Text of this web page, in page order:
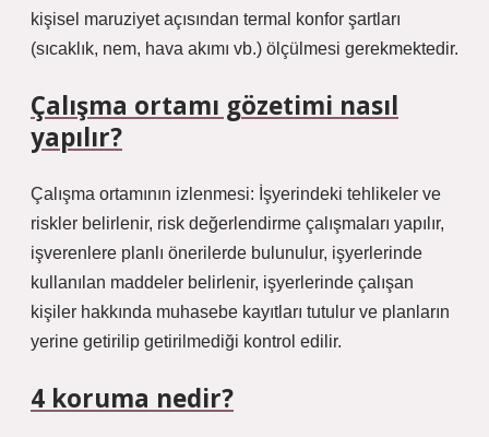
kişisel maruziyet açısından termal konfor şartları
(sıcaklık, nem, hava akımı vb.) ölçülmesi gerekmektedir.
Çalışma ortamı gözetimi nasıl
yapılır?
Çalışma ortamının izlenmesi: İşyerindeki tehlikeler ve
riskler belirlenir, risk değerlendirme çalışmaları yapılır,
işverenlere planlı önerilerde bulunulur, işyerlerinde
kullanılan maddeler belirlenir, işyerlerinde çalışan
kişiler hakkında muhasebe kayıtları tutulur ve planların
yerine getirilip getirilmediği kontrol edilir.
4 koruma nedir?